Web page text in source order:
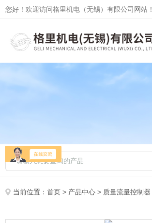
您好！欢迎访问格里机电（无锡）有限公司网站！
当前位置：首页 > 产品中心 > 质量流量控制器